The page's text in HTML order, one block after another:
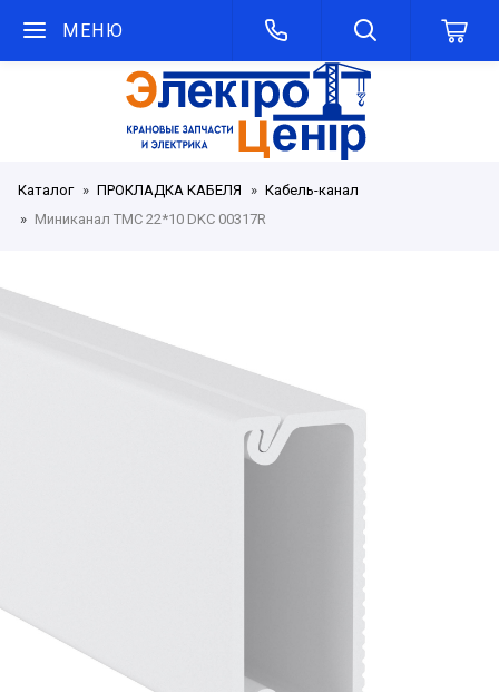
МЕНЮ
Каталог ПРОКЛАДКА КАБЕЛЯ
Кабель-канал
Миниканал TMC 22*10 DKC 00317R